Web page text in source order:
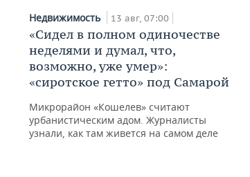
Недвижимость 13 авг, 07:00
«Сидел в полном одиночестве
неделями и думал, что,
возможно, уже умер»:
«сиротское гетто» под Самарой
Микрорайон «Кошелев» считают
урбанистическим адом. Журналисты
узнали, как там живется на самом деле